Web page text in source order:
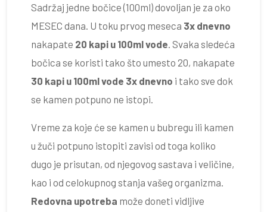
Sadržaj jedne bočice (100ml) dovoljan je za oko
MESEC dana. U toku prvog meseca 3x dnevno
nakapate 20 kapi u 100ml vode . Svaka sledeća
bočica se koristi tako što umesto 20, nakapate
30 kapi u 100ml vode 3x dnevno i tako sve dok
se kamen potpuno ne istopi.
Vreme za koje će se kamen u bubregu ili kamen
u žuči potpuno istopiti zavisi od toga koliko
dugo je prisutan, od njegovog sastava i veličine,
kao i od celokupnog stanja vašeg organizma.
Redovna upotreba može doneti vidljive